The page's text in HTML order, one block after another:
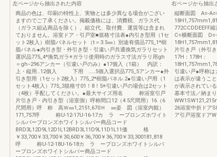
左ページから抽出された内容
商品の色は、印刷の特性上、実物とは多少異なる場合がござい
ますのでご了承ください。掲載価格には、消費税、ガラス代
（ガラス組込商品を除く）、組立代、取付費、運賃等は含まれ
ておりません。浴室ドア・引戸室■規格寸法表●内引き型用（1セ
ット2枚入）樹脂パネルセット（t＝3.5㎜）別途有償品775_1*樹
脂パネル●内引き型・外引き型・引違い戸共通換気ガラリセット
選択品775_4*換気ガラ※ガラリ使用時のガラス寸法ガラリ用gh
＝gh−296アンカー（引違い戸のみ）●17個入（1箱） 内訳：
上・縦用…12個入 下用 ……5個入選択品775_5アンカー●外
引き型用（1セット2枚入）775_2*樹脂パネル.2●引違い戸用（1
セット4枚入）775_3規格寸01！8！5※引違い戸の場合は2セット
（4枚）手配してください。●最大サイズ用名 称浴室引戸
片引き戸・内引き型（浴室側）呼称間口12（4.5尺間用）16（6
尺間用）呼 称 高Ｗ㎜1,2151,670Ｈ ㎜姿 図（浴室内観）
171,757呼 称U-12-17U-16-17カ ラ ーブロンズホワイト
シルバーブロンズホワイトシルバー商品コード
BRD3L12D9L12D1L12BRD3L11D9L11D1L11価 格
￥33,700￥33,700￥30,600￥36,700￥36,700￥33,300181,818
呼 称U-12-18U-16-18カ ラ ーブロンズホワイトシルバ
ーブロンズホワイトシルバー商品コード
右ページから抽出
縦断面図 A○-A○
772CCDDEEFF
C○横断面図
片引き戸（外引
17H：178H：
引違い戸●呼称は
は表示が違うこ
が表示されてい
基本寸法／納ま
26浴室中折ドア
ア引戸浴室ドア